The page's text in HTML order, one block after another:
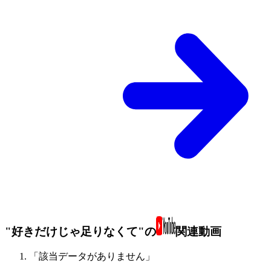
"好きだけじゃ足りなくて"の 関連動画
「該当データがありません」